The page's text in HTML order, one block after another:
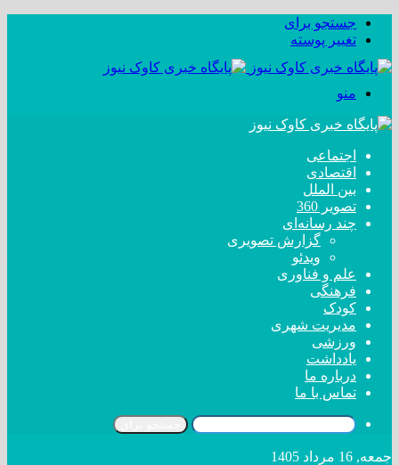
جستجو برای
تغییر پوسته
منو
اجتماعی
اقتصادی
بین الملل
تصویر 360
چند رسانه‌ای
گزارش تصویری
ویدئو
علم و فناوری
فرهنگی
کودک
مدیریت شهری
ورزشی
یادداشت
درباره ما
تماس با ما
جمعه, 16 مرداد 1405